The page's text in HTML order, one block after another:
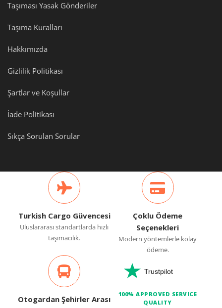
Taşıması Yasak Gönderiler
Taşıma Kuralları
Hakkımızda
Gizlilik Politikası
Şartlar ve Koşullar
İade Politikası
Sıkça Sorulan Sorular
Turkish Cargo Güvencesi
Uluslararası standartlarda hızlı
taşımacılık.
Çoklu Ödeme
Seçenekleri
Modern yöntemlerle kolay
ödeme.
Otogardan Şehirler Arası
Trustpilot
100% APPROVED SERVICE
QUALITY